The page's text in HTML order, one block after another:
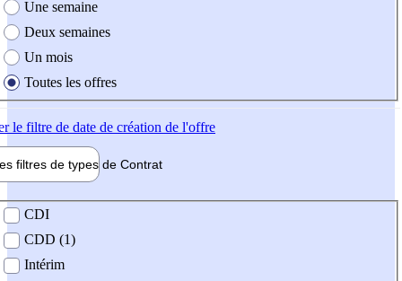
Une semaine
Deux semaines
Un mois
Toutes les offres
le filtre de date de création de l'offre
filtres de types de Contrat
contrat
CDI
CDD (1)
Intérim